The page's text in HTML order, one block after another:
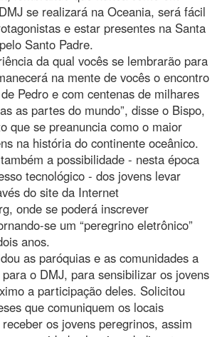
se realizará na Oceania, será fácil
e estar presentes na Santa
Santo Padre.
da qual vocês se lembrarão para
na mente de vocês o encontro
Pedro e com centenas de milhares
as partes do mundo”, disse o Bispo,
que se preanuncia como o maior
na história do continente oceânico.
a possibilidade - nesta época
tecnológico - dos jovens levar
do site da Internet
onde se poderá inscrever
se um “peregrino eletrônico”
anos.
as paróquias e as comunidades a
o DMJ, para sensibilizar os jovens
a participação deles. Solicitou
que comuniquem os locais
os jovens peregrinos, assim